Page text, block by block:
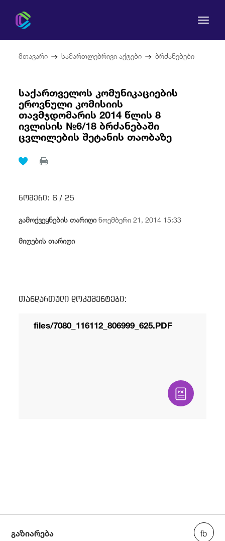
კომისია
მომხმარებლის უფლებები
რეგულირება
მთავარი სამართლებრივი აქტები ბრძანებები
საქართველოს კომუნიკაციების
ეროვნული კომისიის
თავმჯდომარის 2014 წლის 8
ივლისის №6/18 ბრძანებაში
ცვლილების შეტანის თაობაზე
ნომერი: 6 / 25
გამოქვეყნების თარიღინოემბერი 21, 2014 15:33
მიღების თარიღი
თანდართული დოკუმენტები:
files/7080_116112_806999_625.PDF
გაზიარება